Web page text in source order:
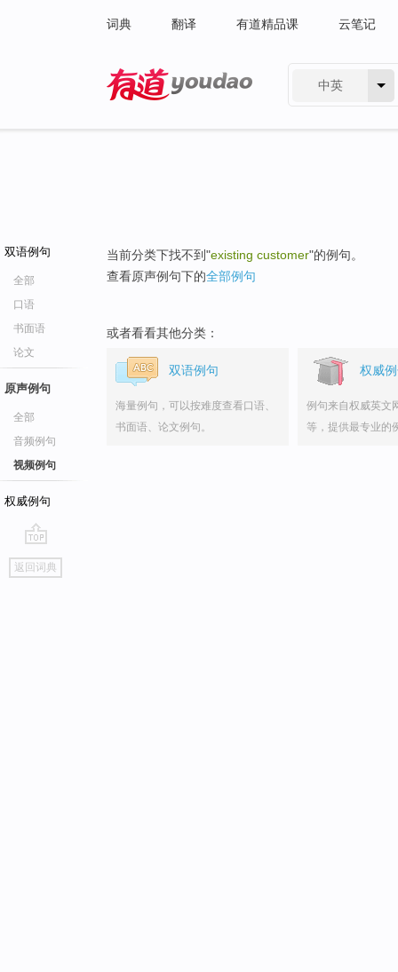
词典 翻译 有道精品课 云笔记
中英
双语例句
全部
口语
书面语
论文
原声例句
全部
音频例句
视频例句
权威例句
go
top
返回词典
当前分类下找不到"existing customer"的例句。
查看原声例句下的全部例句
或者看看其他分类：
双语例句
海量例句，可以按难度查看口语、
书面语、论文例句。
权威
例句来自权威英文
等，提供最专业的